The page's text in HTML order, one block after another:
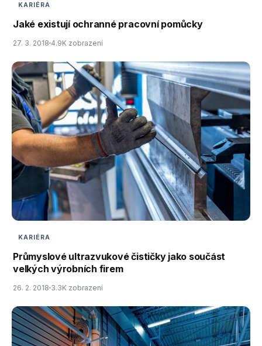
KARIÉRA
Jaké existují ochranné pracovní pomůcky
27. 3. 2018 4.9K zobrazení
KARIÉRA
Průmyslové ultrazvukové čističky jako součást
velkých výrobních firem
26. 2. 2018 3.3K zobrazení